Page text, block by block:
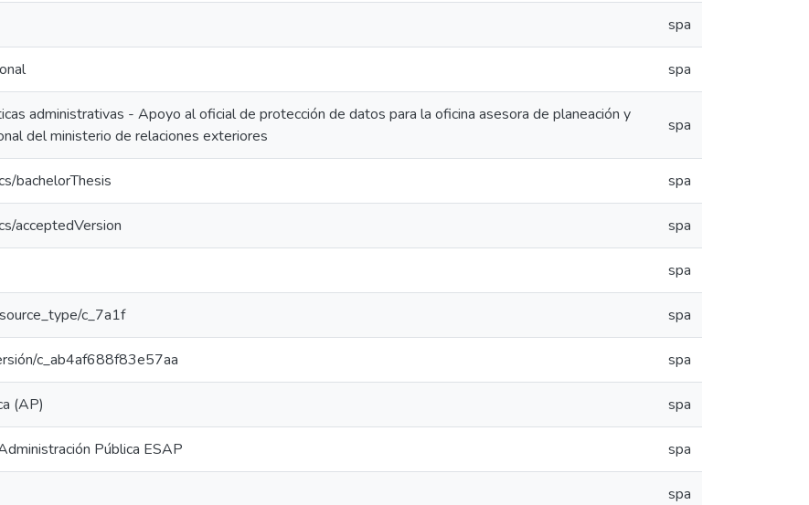
spa
spa
administrativas - Apoyo al oficial de protección de datos para la oficina asesora de planeación y
del ministerio de relaciones exteriores
spa
bachelorThesis spa
acceptedVersion spa
spa
c_7a1f spa
c_ab4af688f83e57aa spa
(AP) spa
Pública ESAP spa
spa